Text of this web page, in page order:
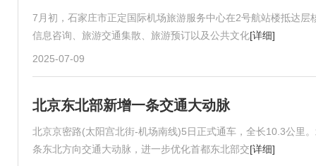
7月初，石家庄市正定国际机场旅游服务中心在2号航站楼抵达
信息咨询、旅游交通集散、旅游预订以及公共文化[详细]
2025-07-09
北京东北部新增一条交通大动脉
北京京密路(太阳宫北街-机场南线)5日正式通车，全长10.3公里
条东北方向交通大动脉，进一步优化首都东北部交[详细]